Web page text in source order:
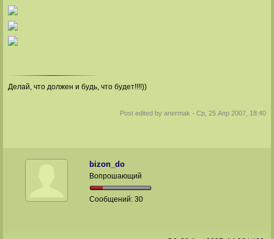
Делай, что должен и будь, что будет!!!!))
Post edited byanermak -Ср, 25 Апр 2007, 18:40
bizon_do
Вопрошающий
Сообщений:30